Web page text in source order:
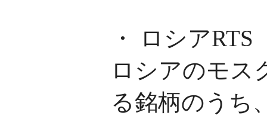
・ ロシアRTS
ロシアのモス
る銘柄のうち